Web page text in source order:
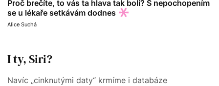
Proč brečíte, to vás ta hlava tak bolí? S nepochopením
se u lékaře setkávám dodnes
Alice Suchá
I ty, Siri?
Navíc „cinknutými daty“ krmíme i databáze